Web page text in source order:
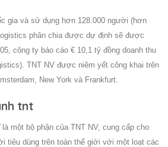
gia và sử dụng hơn 128.000 người (hơn
phân chia được dự định sẽ được
công ty báo cáo € 10,1 tỷ đồng doanh thu
TNT NV được niêm yết công khai trên
New York và Frankfurt.
tnt
là một bộ phận của TNT NV, cung cấp cho
tiêu dùng trên toàn thế giới với một loạt các